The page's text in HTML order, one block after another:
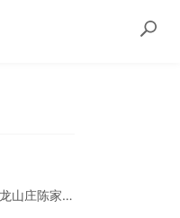
一厨一卫一室户 出租 卧龙山庄陈家后沟附近